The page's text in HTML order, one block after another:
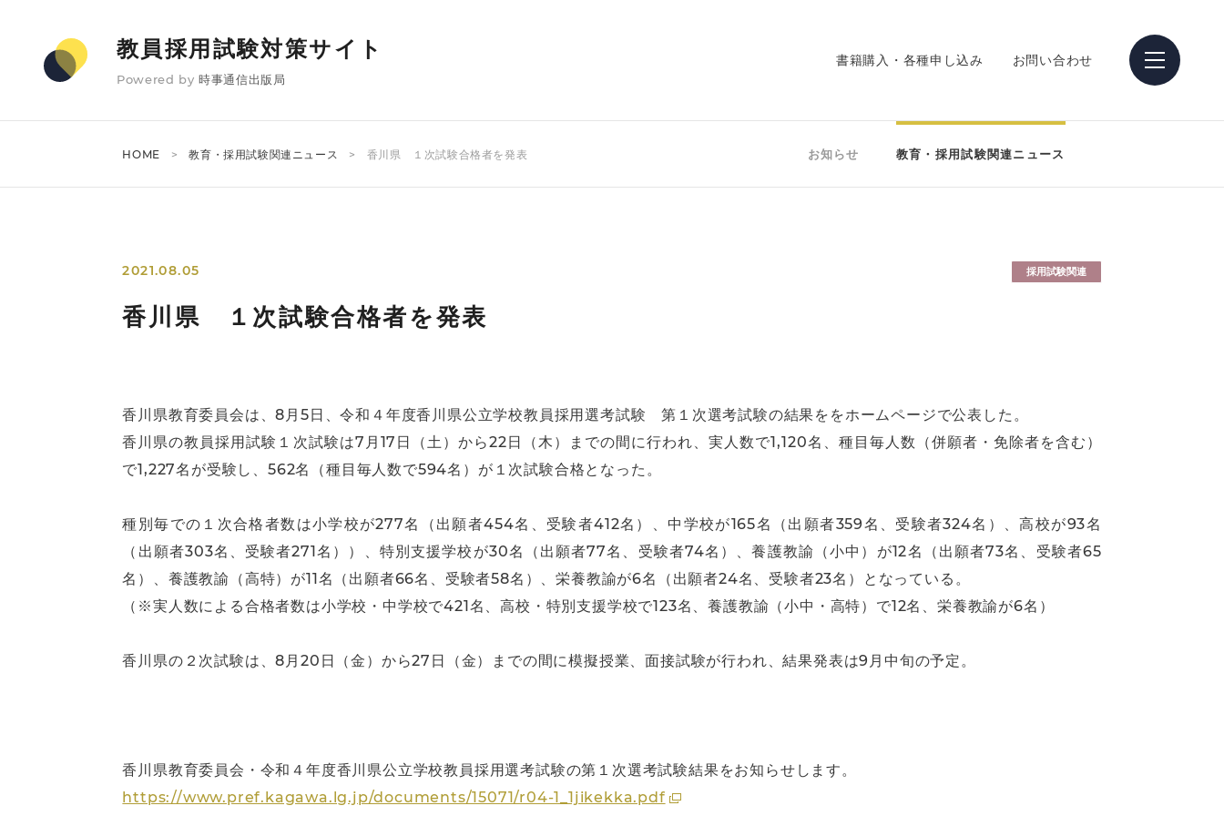
教員採用試験対策サイト
Powered by 時事通信出版局
書籍購入・各種申し込み お問い合わせ
HOME 教育・採用試験関連ニュース 香川県 １次試験合格者を発表 お知らせ 教育・採用試験関連ニュース
2021.08.05 採用試験関連
香川県 １次試験合格者を発表
香川県教育委員会は、8月5日、令和４年度香川県公立学校教員採用選考試験 第１次選考試験の結果ををホームページで公表した。
香川県の教員採用試験１次試験は7月17日（土）から22日（木）までの間に行われ、実人数で1,120名、種目毎人数（併願者・免除者を含む）
で1,227名が受験し、562名（種目毎人数で594名）が１次試験合格となった。
種別毎での１次合格者数は小学校が277名（出願者454名、受験者412名）、中学校が165名（出願者359名、受験者324名）、高校が93名
（出願者303名、受験者271名））、特別支援学校が30名（出願者77名、受験者74名）、養護教諭（小中）が12名（出願者73名、受験者65
名）、養護教諭（高特）が11名（出願者66名、受験者58名）、栄養教諭が6名（出願者24名、受験者23名）となっている。
（※実人数による合格者数は小学校・中学校で421名、高校・特別支援学校で123名、養護教諭（小中・高特）で12名、栄養教諭が6名）
香川県の２次試験は、8月20日（金）から27日（金）までの間に模擬授業、面接試験が行われ、結果発表は9月中旬の予定。
香川県教育委員会・令和４年度香川県公立学校教員採用選考試験の第１次選考試験結果をお知らせします。
https://www.pref.kagawa.lg.jp/documents/15071/r04-1_1jikekka.pdf